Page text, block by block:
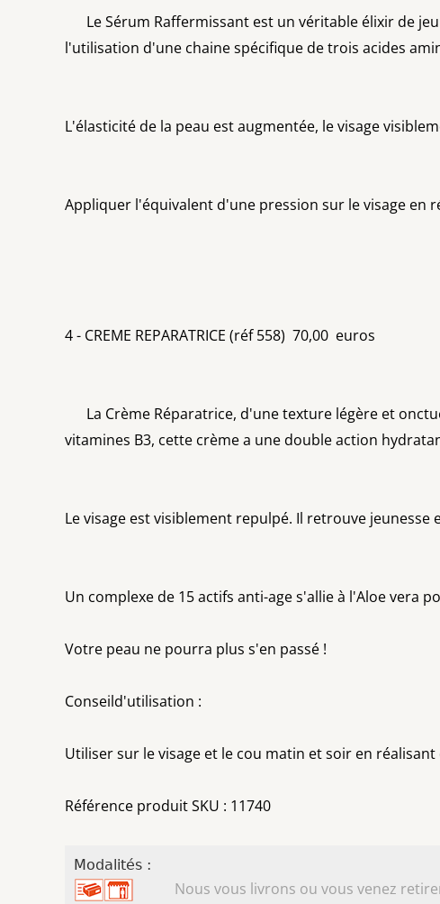
Le Sérum Raffermissant est un véritable élixir de
l'utilisation d'une chaine spécifique de trois acides
L'élasticité de la peau est augmentée, le visage
Appliquer l'équivalent d'une pression sur le visage en
4 - CREME REPARATRICE (réf 558) 70,00 euros
La Crème Réparatrice, d'une texture légère et
vitamines B3, cette crème a une double action
Le visage est visiblement repulpé. Il retrouve
Un complexe de 15 actifs anti-age s'allie à l'Aloe vera
Votre peau ne pourra plus s'en passé !
Conseild'utilisation :
Utiliser sur le visage et le cou matin et soir en
Référence produit SKU : 11740
Modalités :
Nous vous livrons ou vous venez